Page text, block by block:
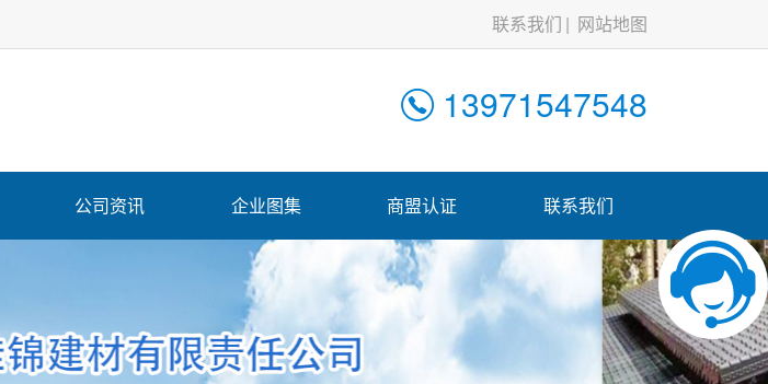
联系我们 网站地图
13971547548
公司资讯 企业图集 商盟认证 联系我们